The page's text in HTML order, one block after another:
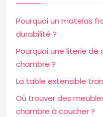
Pourquoi un matelas
durabilité ?
Pourquoi une literie de
chambre ?
La table extensible
Où trouver des
chambre à coucher ?